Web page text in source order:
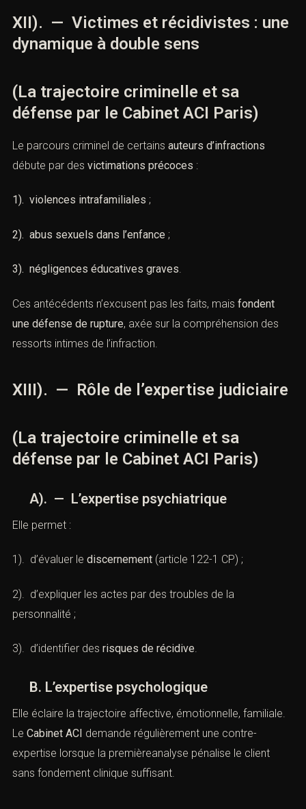
XII). — Victimes et récidivistes : une
dynamique à double sens
(La trajectoire criminelle et sa
défense par le Cabinet ACI Paris)
Le parcours criminel de certains auteurs d’infractions
débute par des victimations précoces :
1). violences intrafamiliales ;
2). abus sexuels dans l’enfance ;
3). négligences éducatives graves.
Ces antécédents n’excusent pas les faits, mais fondent
une défense de rupture, axée sur la compréhension des
ressorts intimes de l’infraction.
XIII). — Rôle de l’expertise judiciaire
(La trajectoire criminelle et sa
défense par le Cabinet ACI Paris)
A). — L’expertise psychiatrique
Elle permet :
1). d’évaluer le discernement (article 122-1 CP) ;
2). d’expliquer les actes par des troubles de la
personnalité ;
3). d’identifier des risques de récidive.
B. L’expertise psychologique
Elle éclaire la trajectoire affective, émotionnelle, familiale.
Le Cabinet ACI demande régulièrement une contre-
expertise lorsque la premièreanalyse pénalise le client
sans fondement clinique suffisant.